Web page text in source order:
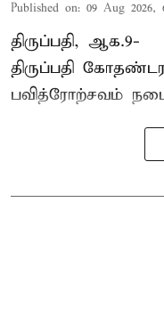
Published on: 09 Aug 2026,
திருப்பதி, ஆக.9-
திருப்பதி
பவித்ரோற்சவம்